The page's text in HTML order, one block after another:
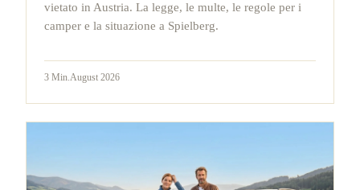
vietato in Austria. La legge, le multe, le regole per i
camper e la situazione a Spielberg.
3 Min. August 2026